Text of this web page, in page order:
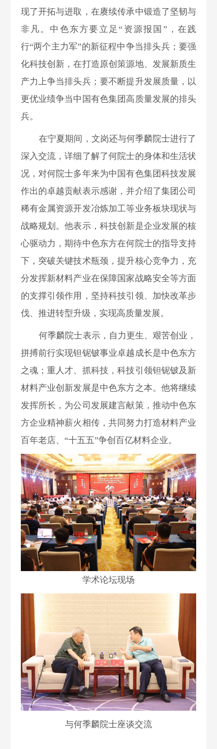
现了开拓与进取，在赓续传承中锻造了坚韧与
非凡。中色东方要立足“资源报国”，在践
行“两个主力军”的新征程中争当排头兵；要强
化科技创新，在打造原创策源地、发展新质生
产力上争当排头兵；要不断提升发展质量，以
更优业绩争当中国有色集团高质量发展的排头
兵。
在宁夏期间，文岗还与何季麟院士进行了
深入交流，详细了解了何院士的身体和生活状
况，对何院士多年来为中国有色集团科技发展
作出的卓越贡献表示感谢，并介绍了集团公司
稀有金属资源开发冶炼加工等业务板块现状与
战略规划。他表示，科技创新是企业发展的核
心驱动力，期待中色东方在何院士的指导支持
下，突破关键技术瓶颈，提升核心竞争力，充
分发挥新材料产业在保障国家战略安全等方面
的支撑引领作用，坚持科技引领、加快改革步
伐、推进转型升级，实现高质量发展。
何季麟院士表示，自力更生、艰苦创业，
拼搏前行实现钽铌铍事业卓越成长是中色东方
之魂；重人才、抓科技，科技引领钽铌铍及新
材料产业创新发展是中色东方之本。他将继续
发挥所长，为公司发展建言献策，推动中色东
方企业精神薪火相传，共同努力打造材料产业
百年老店、“十五五”争创百亿材料企业。
学术论坛现场
与何季麟院士座谈交流